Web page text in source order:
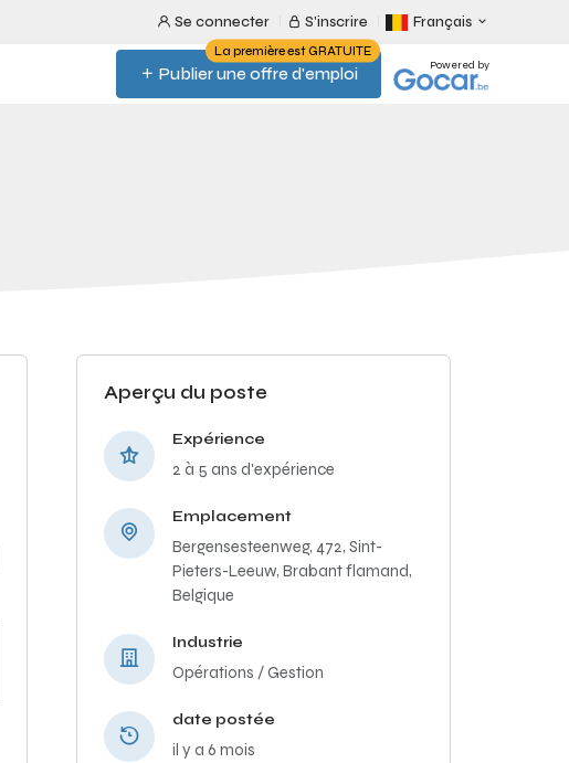
Se connecter S'inscrire Français
Publier une offre d'emploi
La première est GRATUITE
Powered by
Aperçu du poste
Expérience
2 à 5 ans d'expérience
Emplacement
Bergensesteenweg, 472, Sint-
Pieters-Leeuw, Brabant flamand,
Belgique
Industrie
Opérations / Gestion
date postée
il y a 6 mois